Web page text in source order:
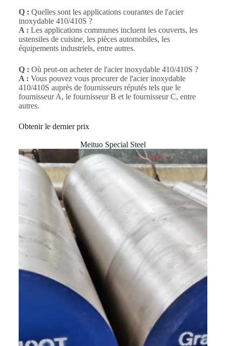
Q : Quelles sont les applications courantes de l'acier
inoxydable 410/410S ?
A : Les applications communes incluent les couverts, les
ustensiles de cuisine, les pièces automobiles, les
équipements industriels, entre autres.
Q : Où peut-on acheter de l'acier inoxydable 410/410S ?
A : Vous pouvez vous procurer de l'acier inoxydable
410/410S auprès de fournisseurs réputés tels que le
fournisseur A, le fournisseur B et le fournisseur C, entre
autres.
Obtenir le dernier prix
Meituo Special Steel